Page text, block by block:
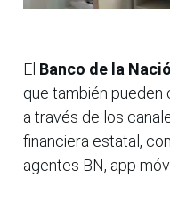
El Banco de la
que también pueden
a través de los
financiera estatal,
agentes BN, app